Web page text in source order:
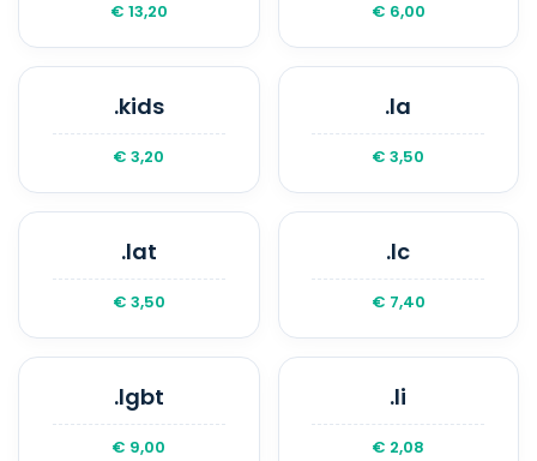
€ 13,20 € 6,00
.kids
€ 3,20
.la
€ 3,50
.lat
€ 3,50
.lc
€ 7,40
.lgbt
€ 9,00
.li
€ 2,08